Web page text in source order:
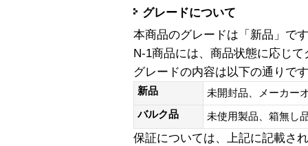
グレードについて
本商品のグレードは「新品」です
N-1商品には、商品状態に応じ
グレードの内容は以下の通りで
新品
未開封品、メーカー
バルク品
未使用製品、箱無
保証については、上記に記載さ